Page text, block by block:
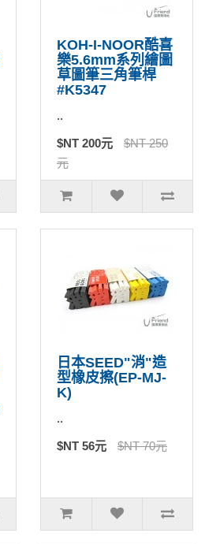
KOH-I-NOOR酷喜
樂5.6mm系列繪圖
草圖筆三角筆桿
#K5347
..
$NT 200元
$NT 250
元
日本SEED"消"造
型橡皮擦(EP-MJ-
K)
..
$NT 56元 $NT 70元